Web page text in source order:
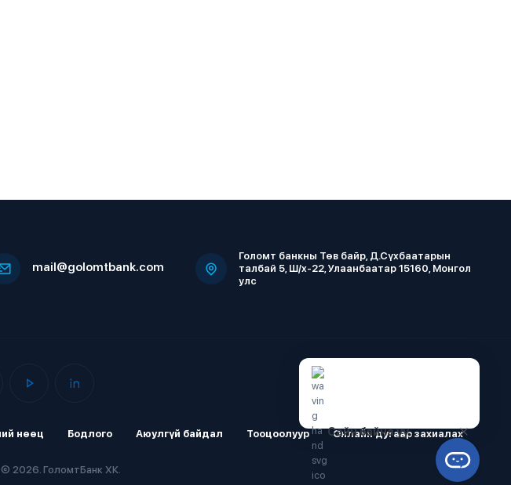
mail@golomtbank.com
Голомт банкны Төв байр, Д.Сүхбаатарын
талбай 5, Ш/х-22, Улаанбаатар 15160, Монгол
улс
нөөц Бодлого Аюулгүй байдал Тооцоолуур Онлайн дугаар захиалах
© 2026. ГоломтБанк ХК.
Сайн байна уу.